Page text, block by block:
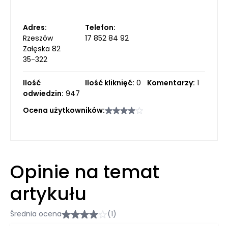
Adres:
Rzeszów
Załęska 82
35-322
Telefon:
17 852 84 92
Ilość
odwiedzin: 947
Ilość kliknięć: 0 Komentarzy: 1
Ocena użytkowników:
Opinie na temat
artykułu
Średnia ocena (1)